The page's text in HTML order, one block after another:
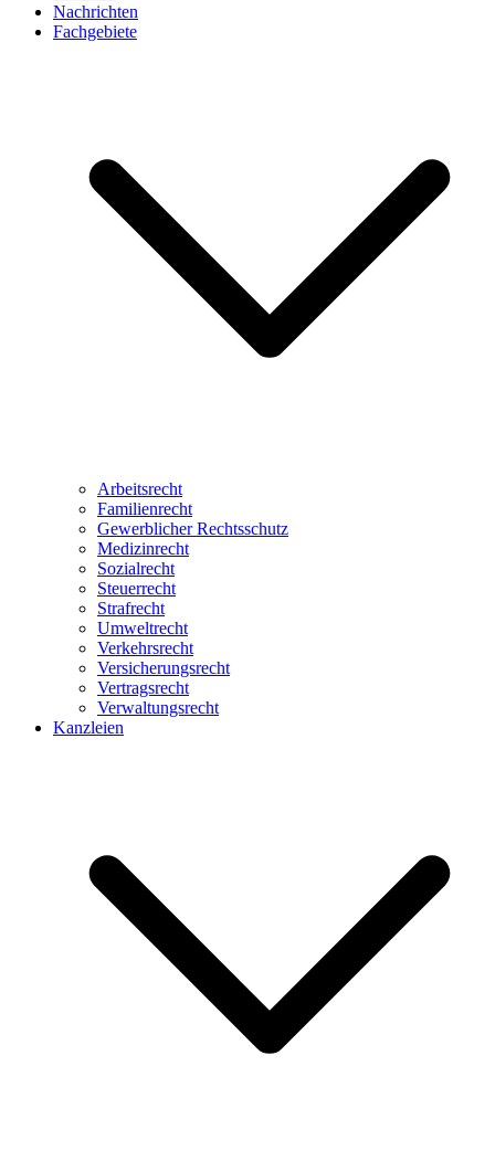
Nachrichten
Fachgebiete
Arbeitsrecht
Familienrecht
Gewerblicher Rechtsschutz
Medizinrecht
Sozialrecht
Steuerrecht
Strafrecht
Umweltrecht
Verkehrsrecht
Versicherungsrecht
Vertragsrecht
Verwaltungsrecht
Kanzleien